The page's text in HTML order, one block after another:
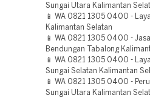
Sungai Utara Kalimantan
📱 WA 0821 1305 0400 -
Kalimantan Selatan
📱 WA 0821 1305 0400 -
Bendungan Tabalong
📱 WA 0821 1305 0400 -
Sungai Selatan Kalimantan
📱 WA 0821 1305 0400 -
Sungai Utara Kalimantan